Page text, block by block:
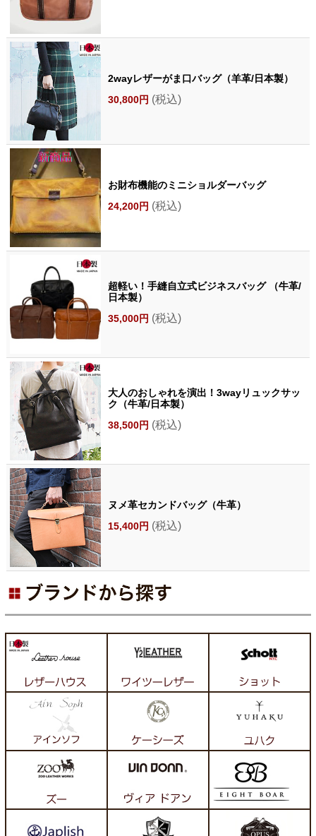
2wayレザーがま口バッグ（羊革/日本製）
30,800円 (税込)
お財布機能のミニショルダーバッグ
24,200円 (税込)
超軽い！手縫自立式ビジネスバッグ （牛革/
日本製）
35,000円 (税込)
大人のおしゃれを演出！3wayリュックサッ
ク（牛革/日本製）
38,500円 (税込)
ヌメ革セカンドバッグ（牛革）
15,400円 (税込)